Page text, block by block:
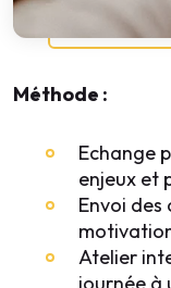
Méthode :
Echange
enjeux et
Envoi
Atelier